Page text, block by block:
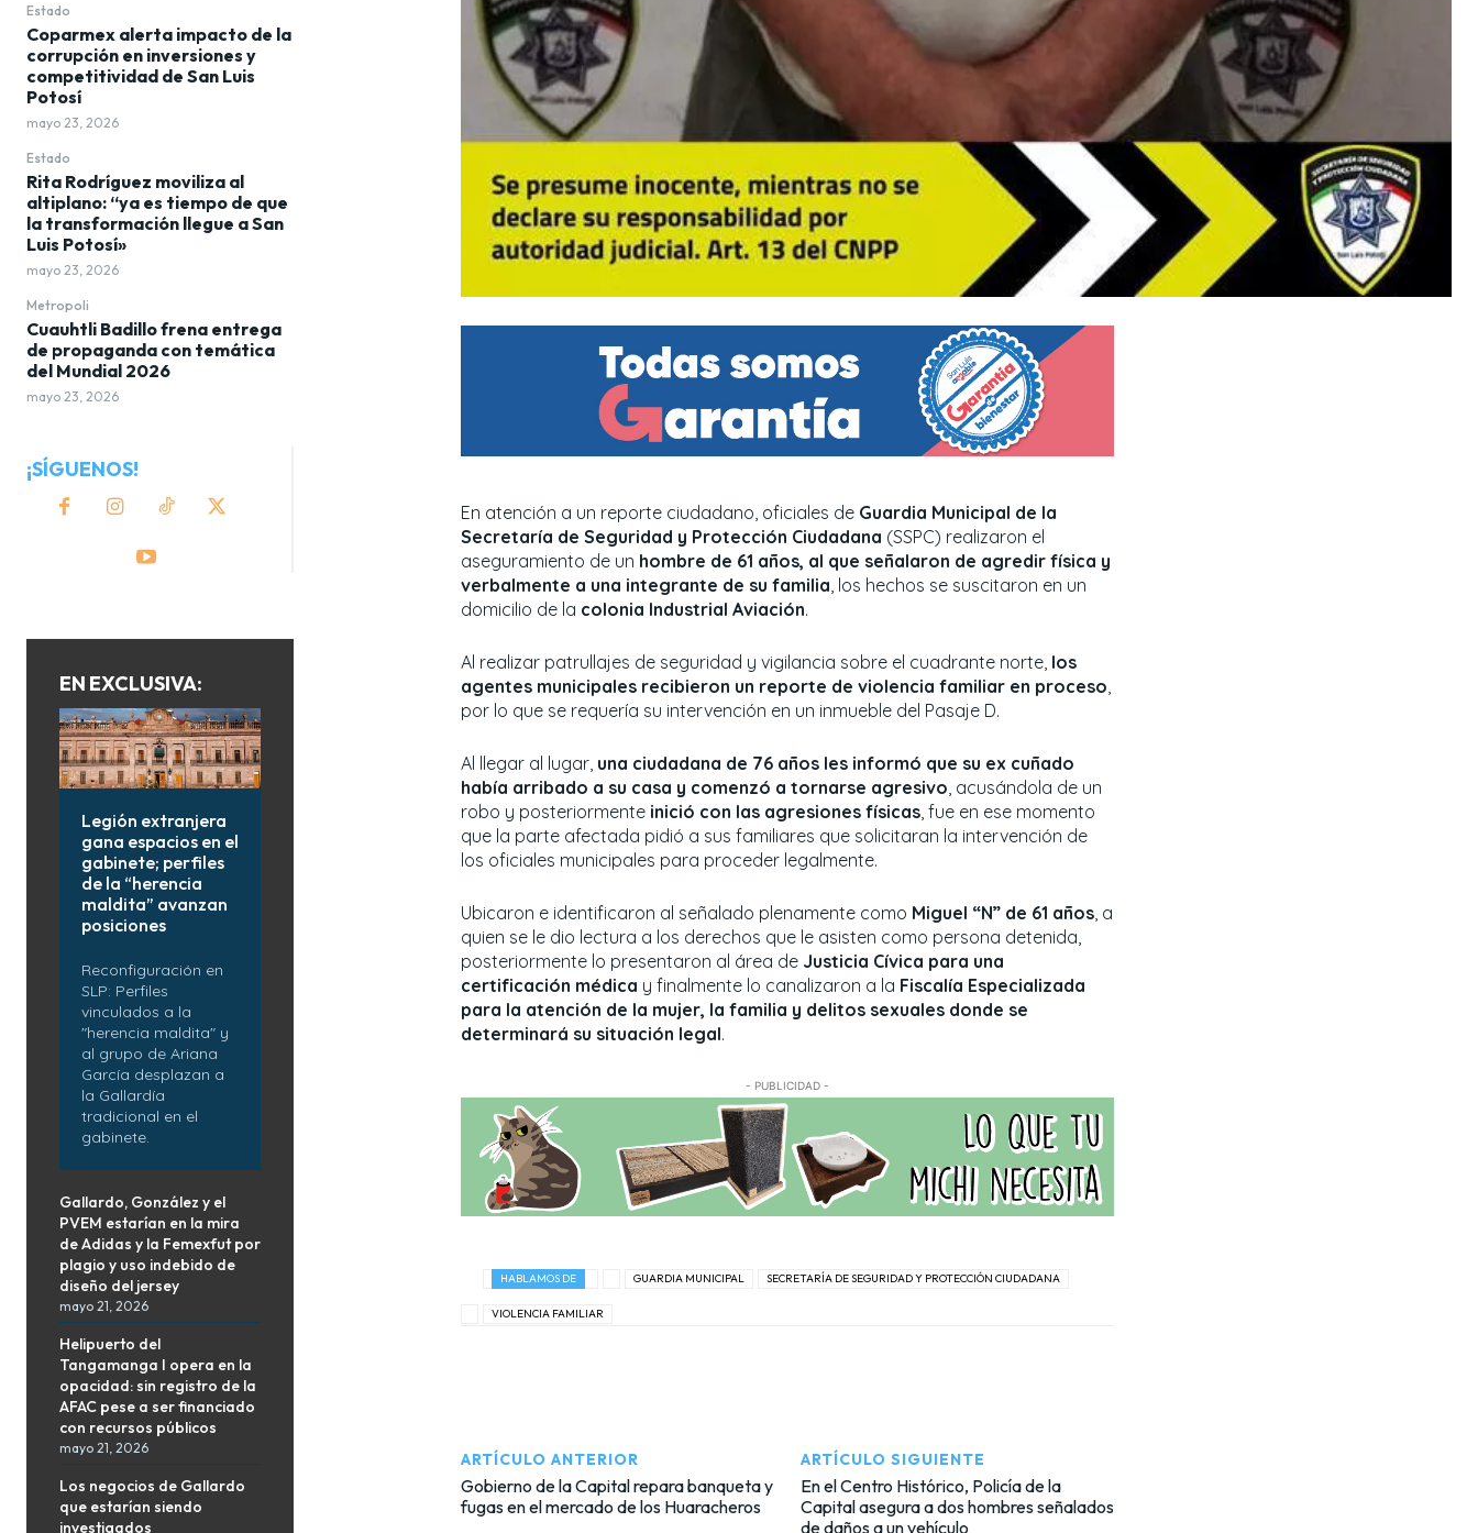
Estado
Coparmex alerta impacto de la
corrupción en inversiones y
competitividad de San Luis
Potosí
mayo 23, 2026
Estado
Rita Rodríguez moviliza al
altiplano: “ya es tiempo de que
la transformación llegue a San
Luis Potosí»
mayo 23, 2026
Metropoli
Cuauhtli Badillo frena entrega
de propaganda con temática
del Mundial 2026
mayo 23, 2026
¡SÍGUENOS!
EN EXCLUSIVA:
Legión extranjera
gana espacios en el
gabinete; perfiles
de la “herencia
maldita” avanzan
posiciones
Reconfiguración en
SLP: Perfiles
vinculados a la
"herencia maldita" y
al grupo de Ariana
García desplazan a
la Gallardía
tradicional en el
gabinete.
Gallardo, González y el
PVEM estarían en la mira
de Adidas y la Femexfut por
plagio y uso indebido de
diseño del jersey
mayo 21, 2026
Helipuerto del
Tangamanga I opera en la
opacidad: sin registro de la
AFAC pese a ser financiado
con recursos públicos
mayo 21, 2026
Los negocios de Gallardo
que estarían siendo
investigados
En atención a un reporte ciudadano, oficiales deGuardia Municipal de la
Secretaría de Seguridad y Protección Ciudadana (SSPC) realizaron el
aseguramiento de un hombre de 61 años, al que señalaron de agredir física y
verbalmente a una integrante de su familia , los hechos se suscitaron en un
domicilio de la colonia Industrial Aviación.
Al realizar patrullajes de seguridad y vigilancia sobre el cuadrante norte, los
agentes municipales recibieron un reporte de violencia familiar en proceso
por lo que se requería su intervención en un inmueble del Pasaje D.
Al llegar al lugar, una ciudadana de 76 años les informó que su ex cuñado
había arribado a su casa y comenzó a tornarse agresivo , acusándola de un
robo y posteriormenteinició con las agresiones físicas, fue en ese momento
que la parte afectada pidió a sus familiares que solicitaran la intervención de
los oficiales municipales para proceder legalmente.
Ubicaron e identificaron al señalado plenamente como Miguel “N” de 61 años, a
quien se le dio lectura a los derechos que le asisten como persona detenida,
posteriormente lo presentaron al área deJusticia Cívica para una
certificación médica y finalmente lo canalizaron a la Fiscalía Especializada
para la atención de la mujer, la familia y delitos sexuales donde se
determinará su situación legal.
- PUBLICIDAD -
HABLAMOS DE GUARDIA MUNICIPAL SECRETARÍA DE SEGURIDAD Y PROTECCIÓN CIUDADANA
VIOLENCIA FAMILIAR
ARTÍCULO ANTERIOR
Gobierno de la Capital repara banqueta y
fugas en el mercado de los Huaracheros
ARTÍCULO SIGUIENTE
En el Centro Histórico, Policía de la
Capital asegura a dos hombres señalados
de daños a un vehículo